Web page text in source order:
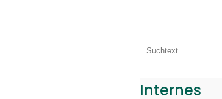
C
Internes